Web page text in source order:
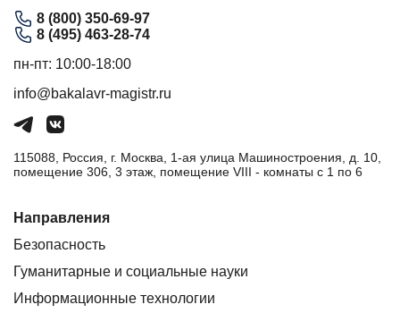
8 (800) 350-69-97
8 (495) 463-28-74
пн-пт: 10:00-18:00
info@bakalavr-magistr.ru
115088, Россия, г. Москва, 1-ая улица Машиностроения, д. 10,
помещение 306, 3 этаж, помещение VIII - комнаты с 1 по 6
Направления
Безопасность
Гуманитарные и социальные науки
Информационные технологии